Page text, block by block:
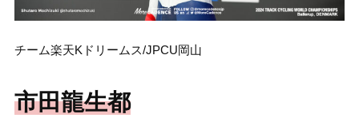
チーム楽天Kドリームス/JPCU岡山
市田龍生都